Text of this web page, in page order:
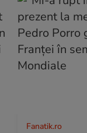
Fanatik.ro